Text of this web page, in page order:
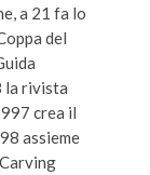
a 21 fa lo
del
la rivista
crea il
assieme